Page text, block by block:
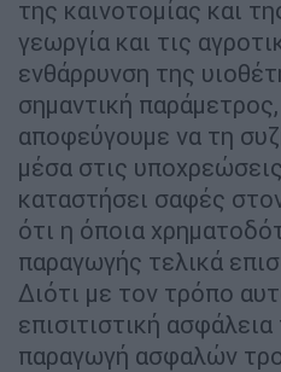
της καινοτομίας και
γεωργία και τις
ενθάρρυνση της
σημαντική
αποφεύγουμε να τη
μέσα στις
καταστήσει σαφές
ότι η όποια
παραγωγής τελικά
Διότι με τον τρόπο
επισιτιστική
παραγωγή ασφαλών